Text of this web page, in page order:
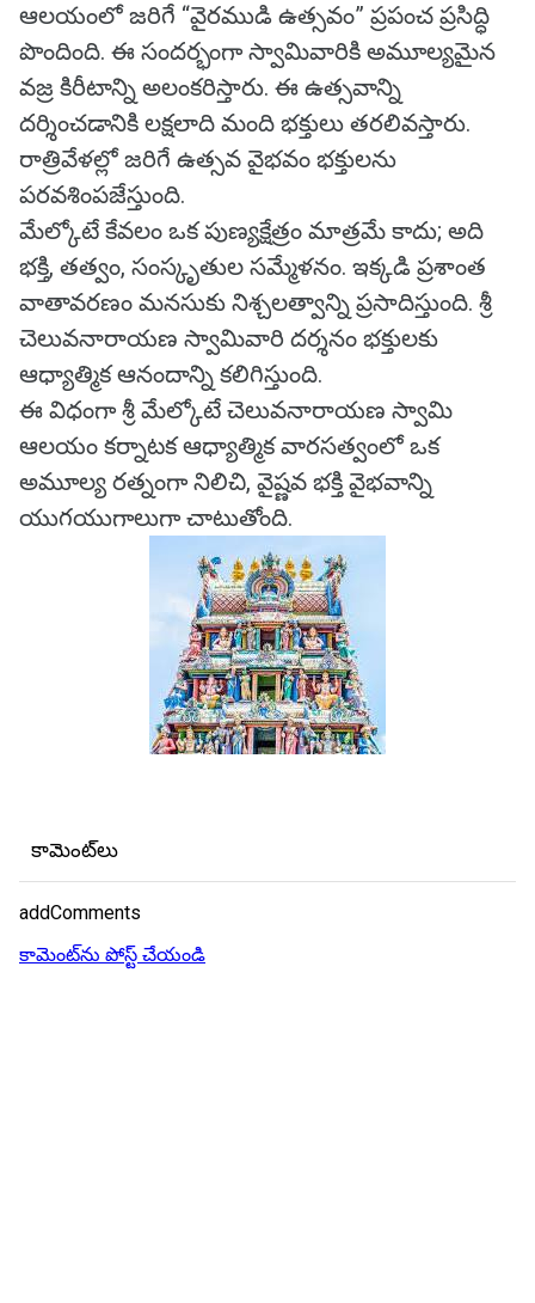
ఆలయంలో జరిగే “వైరముడి ఉత్సవం” ప్రపంచ ప్రసిద్ధి
పొందింది. ఈ సందర్భంగా స్వామివారికి అమూల్యమైన
వజ్ర కిరీటాన్ని అలంకరిస్తారు. ఈ ఉత్సవాన్ని
దర్శించడానికి లక్షలాది మంది భక్తులు తరలివస్తారు.
రాత్రివేళల్లో జరిగే ఉత్సవ వైభవం భక్తులను
పరవశింపజేస్తుంది.
మేల్కోటే కేవలం ఒక పుణ్యక్షేత్రం మాత్రమే కాదు; అది
భక్తి, తత్వం, సంస్కృతుల సమ్మేళనం. ఇక్కడి ప్రశాంత
వాతావరణం మనసుకు నిశ్చలత్వాన్ని ప్రసాదిస్తుంది. శ్రీ
చెలువనారాయణ స్వామివారి దర్శనం భక్తులకు
ఆధ్యాత్మిక ఆనందాన్ని కలిగిస్తుంది.
ఈ విధంగా శ్రీ మేల్కోటే చెలువనారాయణ స్వామి
ఆలయం కర్నాటక ఆధ్యాత్మిక వారసత్వంలో ఒక
అమూల్య రత్నంగా నిలిచి, వైష్ణవ భక్తి వైభవాన్ని
యుగయుగాలుగా చాటుతోంది.
కామెంట్‌లు
addComments
కామెంట్‌ను పోస్ట్ చేయండి